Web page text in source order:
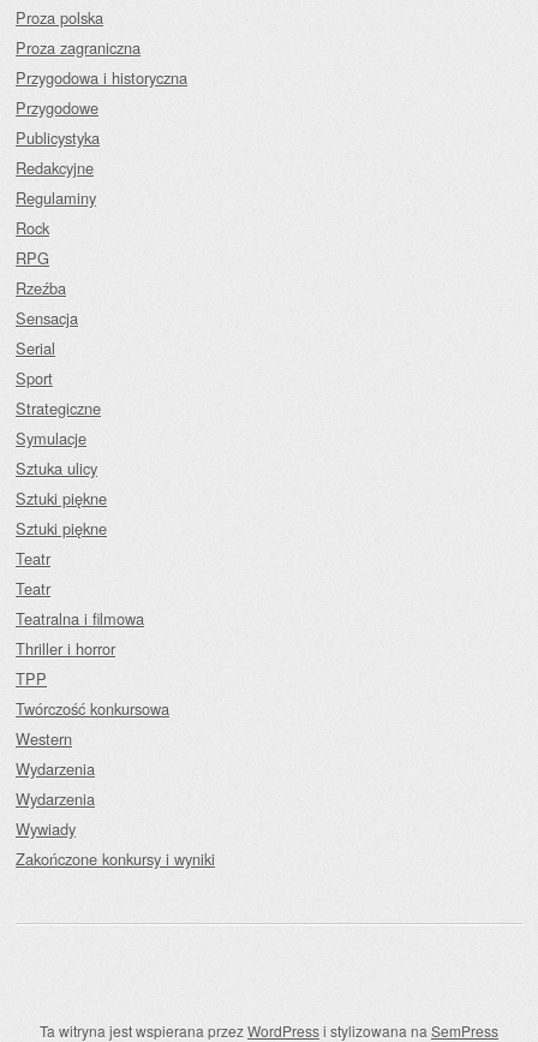
Proza polska
Proza zagraniczna
Przygodowa i historyczna
Przygodowe
Publicystyka
Redakcyjne
Regulaminy
Rock
RPG
Rzeźba
Sensacja
Serial
Sport
Strategiczne
Symulacje
Sztuka ulicy
Sztuki piękne
Sztuki piękne
Teatr
Teatr
Teatralna i filmowa
Thriller i horror
TPP
Twórczość konkursowa
Western
Wydarzenia
Wydarzenia
Wywiady
Zakończone konkursy i wyniki
Ta witryna jest wspierana przezWordPressi stylizowana na SemPress